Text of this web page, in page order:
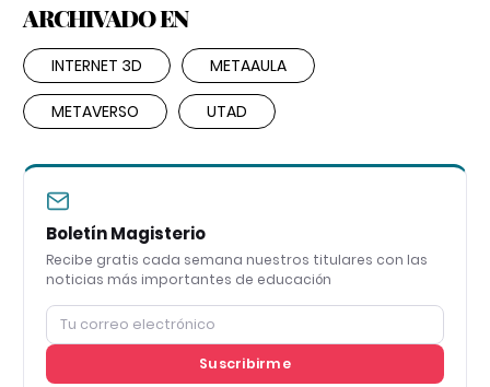
ARCHIVADO EN
INTERNET 3D METAAULA
METAVERSO UTAD
Boletín Magisterio
Recibe gratis cada semana nuestros titulares con las
noticias más importantes de educación
Suscribirme